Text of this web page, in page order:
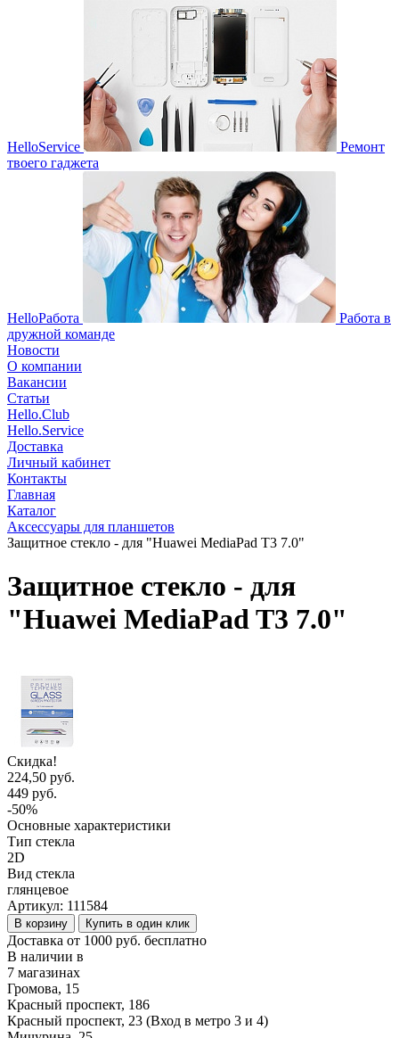
HelloService
Ремонт
твоего гаджета
HelloРабота
Работа в
дружной команде
Новости
О компании
Вакансии
Статьи
Hello.Club
Hello.Service
Доставка
Личный кабинет
Контакты
Главная
Каталог
Аксессуары для планшетов
Защитное стекло - для "Huawei MediaPad T3 7.0"
Защитное стекло - для
"Huawei MediaPad T3 7.0"
Скидка!
224,50 руб.
449 руб.
-50%
Основные характеристики
Тип стекла
2D
Вид стекла
глянцевое
Артикул: 111584
В корзину Купить в один клик
Доставка от 1000 руб. бесплатно
В наличии в
7 магазинах
Громова, 15
Красный проспект, 186
Красный проспект, 23 (Вход в метро 3 и 4)